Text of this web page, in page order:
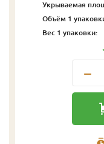
Укрываемая
Объём 1
Вес 1 упаковки: